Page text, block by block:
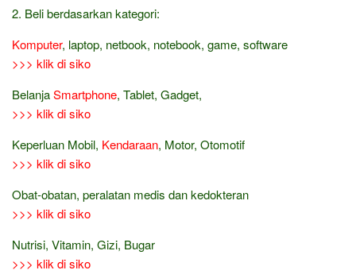
2. Beli berdasarkan kategori:
Komputer, laptop, netbook, notebook, game, software
>>> klik di siko
BelanjaSmartphone, Tablet, Gadget,
>>> klik di siko
Keperluan Mobil, Kendaraan, Motor, Otomotif
>>> klik di siko
Obat-obatan, peralatan medis dan kedokteran
>>> klik di siko
Nutrisi, Vitamin, Gizi, Bugar
>>> klik di siko